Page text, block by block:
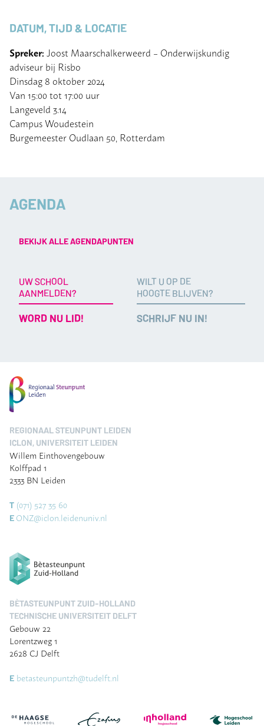
DATUM, TIJD & LOCATIE
Spreker: Joost Maarschalkerweerd – Onderwijskundig
adviseur bij Risbo
Dinsdag 8 oktober 2024
Van 15:00 tot 17:00 uur
Langeveld 3.14
Campus Woudestein
Burgemeester Oudlaan 50, Rotterdam
AGENDA
BEKIJK ALLE AGENDAPUNTEN
UW SCHOOL
AANMELDEN?
WORD NU LID!
WILT U OP DE
HOOGTE BLIJVEN?
SCHRIJF NU IN!
REGIONAAL STEUNPUNT LEIDEN
ICLON, UNIVERSITEIT LEIDEN
Willem Einthovengebouw
Kolffpad 1
2333 BN Leiden
T (071) 527 35 60
E ONZ@iclon.leidenuniv.nl
BÈTASTEUNPUNT ZUID-HOLLAND
TECHNISCHE UNIVERSITEIT DELFT
Gebouw 22
Lorentzweg 1
2628 CJ Delft
E betasteunpuntzh@tudelft.nl